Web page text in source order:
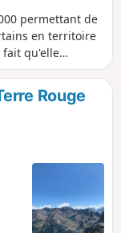
permettant de
en territoire
fait qu'elle
offrant un
beaucoup plus
lacs ou
à se rafraichir.
terrain => voir §
Rouge